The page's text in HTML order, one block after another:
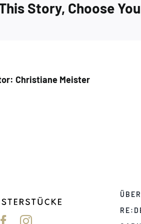
Story, Choose
Christiane Meister